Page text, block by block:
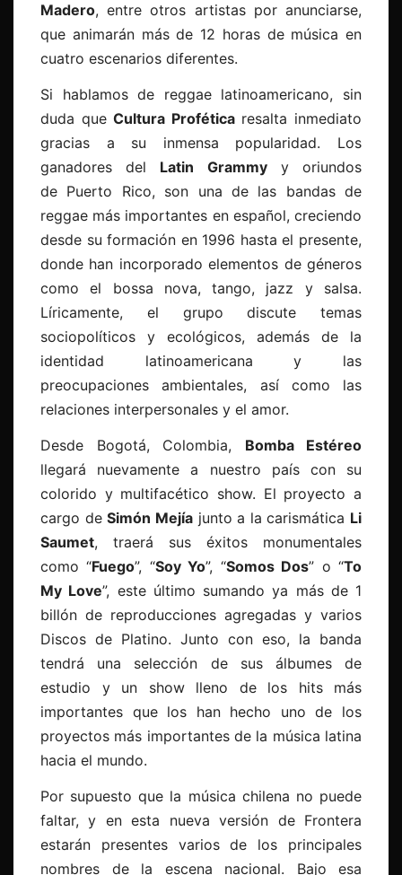
Madero, entre otros artistas por anunciarse,
que animarán más de 12 horas de música en
cuatro escenarios diferentes.
Si hablamos de reggae latinoamericano, sin
duda queCultura Proféticaresalta inmediato
gracias a su inmensa popularidad. Los
ganadores del Latin Grammyy oriundos
de Puerto Rico, son una de las bandas de
reggae más importantes en español, creciendo
desde su formación en 1996 hasta el presente,
donde han incorporado elementos de géneros
como el bossa nova, tango, jazz y salsa.
Líricamente, el grupo discute temas
sociopolíticos y ecológicos, además de la
identidad latinoamericana y las
preocupaciones ambientales, así como las
relaciones interpersonales y el amor.
Desde Bogotá, Colombia, Bomba Estéreo
llegará nuevamente a nuestro país con su
colorido y multifacético show. El proyecto a
cargo deSimón Mejíajunto a la carismática Li
Saumet, traerá sus éxitos monumentales
como “Fuego”, “Soy Yo”, “Somos Dos” o “To
My Love”, este último sumando ya más de 1
billón de reproducciones agregadas y varios
Discos de Platino. Junto con eso, la banda
tendrá una selección de sus álbumes de
estudio y un show lleno de los hits más
importantes que los han hecho uno de los
proyectos más importantes de la música latina
hacia el mundo.
Por supuesto que la música chilena no puede
faltar, y en esta nueva versión de Frontera
estarán presentes varios de los principales
nombres de la escena nacional. Bajo esa